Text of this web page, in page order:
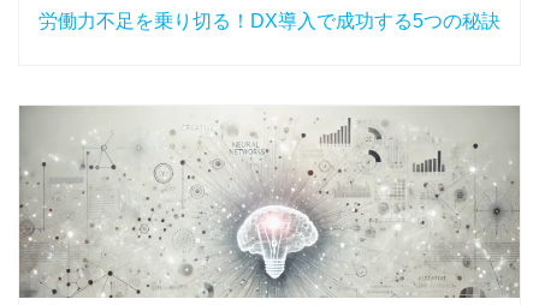
労働力不足を乗り切る！DX導入で成功する5つの秘訣